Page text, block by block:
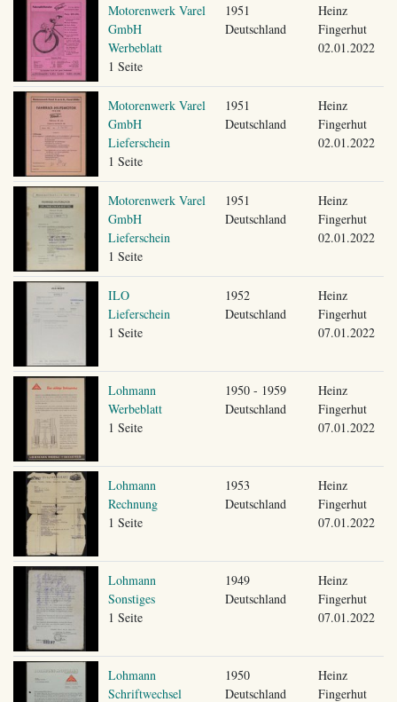
Motorenwerk Varel
GmbH
Werbeblatt
1 Seite
1951
Deutschland
Heinz
Fingerhut
02.01.2022
Motorenwerk Varel
GmbH
Lieferschein
1 Seite
1951
Deutschland
Heinz
Fingerhut
02.01.2022
Motorenwerk Varel
GmbH
Lieferschein
1 Seite
1951
Deutschland
Heinz
Fingerhut
02.01.2022
ILO
Lieferschein
1 Seite
1952
Deutschland
Heinz
Fingerhut
07.01.2022
Lohmann
Werbeblatt
1 Seite
1950 - 1959
Deutschland
Heinz
Fingerhut
07.01.2022
Lohmann
Rechnung
1 Seite
1953
Deutschland
Heinz
Fingerhut
07.01.2022
Lohmann
Sonstiges
1 Seite
1949
Deutschland
Heinz
Fingerhut
07.01.2022
Lohmann
Schriftwechsel
1950
Deutschland
Heinz
Fingerhut